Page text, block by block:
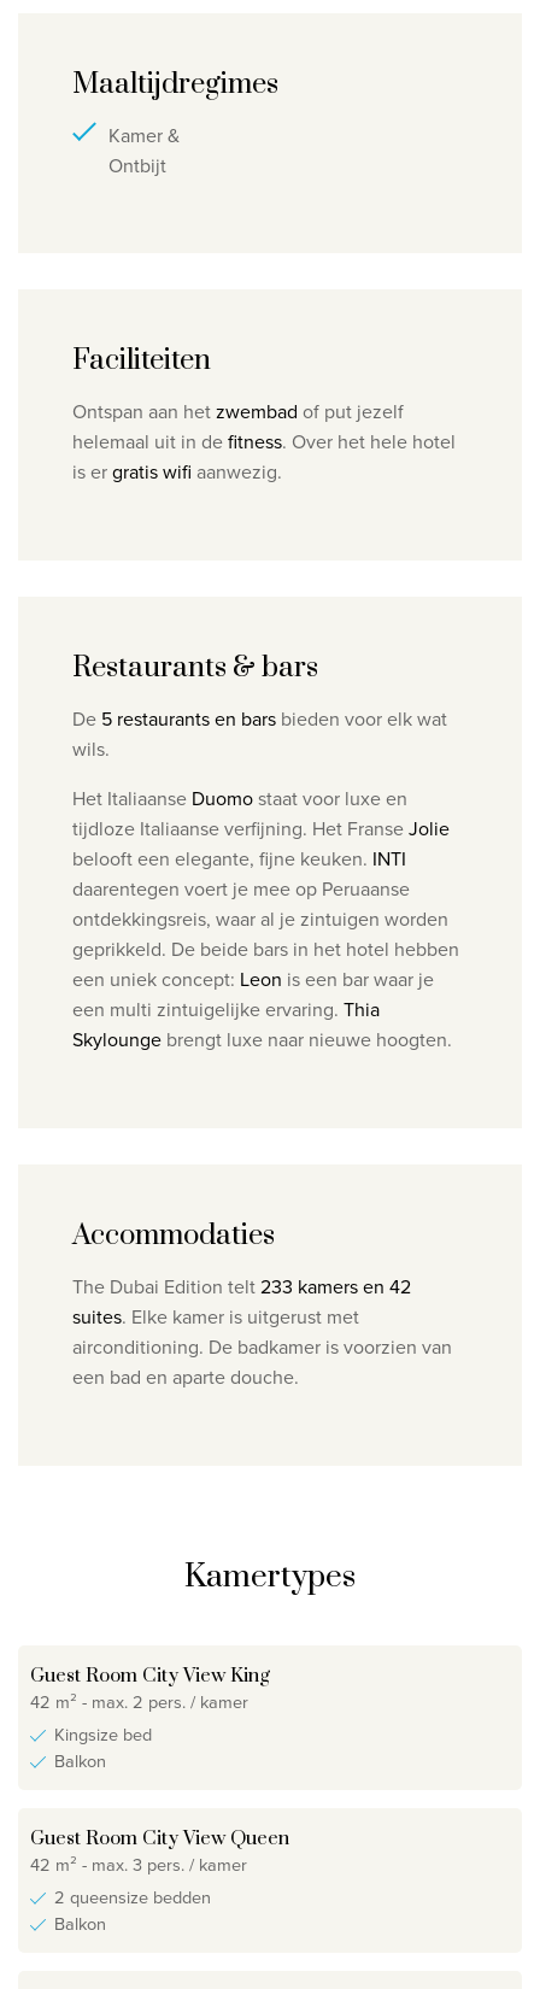
Maaltijdregimes
Kamer &
Ontbijt
Faciliteiten
Ontspan aan hetzwembad of put jezelf
helemaal uit in defitness. Over het hele hotel
is ergratis wifi aanwezig.
Restaurants & bars
De 5 restaurants en bars bieden voor elk wat
wils.
Het Italiaanse Duomostaat voor luxe en
tijdloze Italiaanse verfijning. Het FranseJolie
belooft een elegante, fijne keuken. INTI
daarentegen voert je mee op Peruaanse
ontdekkingsreis, waar al je zintuigen worden
geprikkeld. De beide bars in het hotel hebben
een uniek concept: Leon is een bar waar je
een multi zintuigelijke ervaring. Thia
Skylounge brengt luxe naar nieuwe hoogten.
Accommodaties
The Dubai Edition telt233 kamers en 42
suites. Elke kamer is uitgerust met
airconditioning. De badkamer is voorzien van
een bad en aparte douche.
Kamertypes
Guest Room City View King
42 m² - max. 2 pers. / kamer
Kingsize bed
Balkon
Guest Room City View Queen
42 m² - max. 3 pers. / kamer
2 queensize bedden
Balkon